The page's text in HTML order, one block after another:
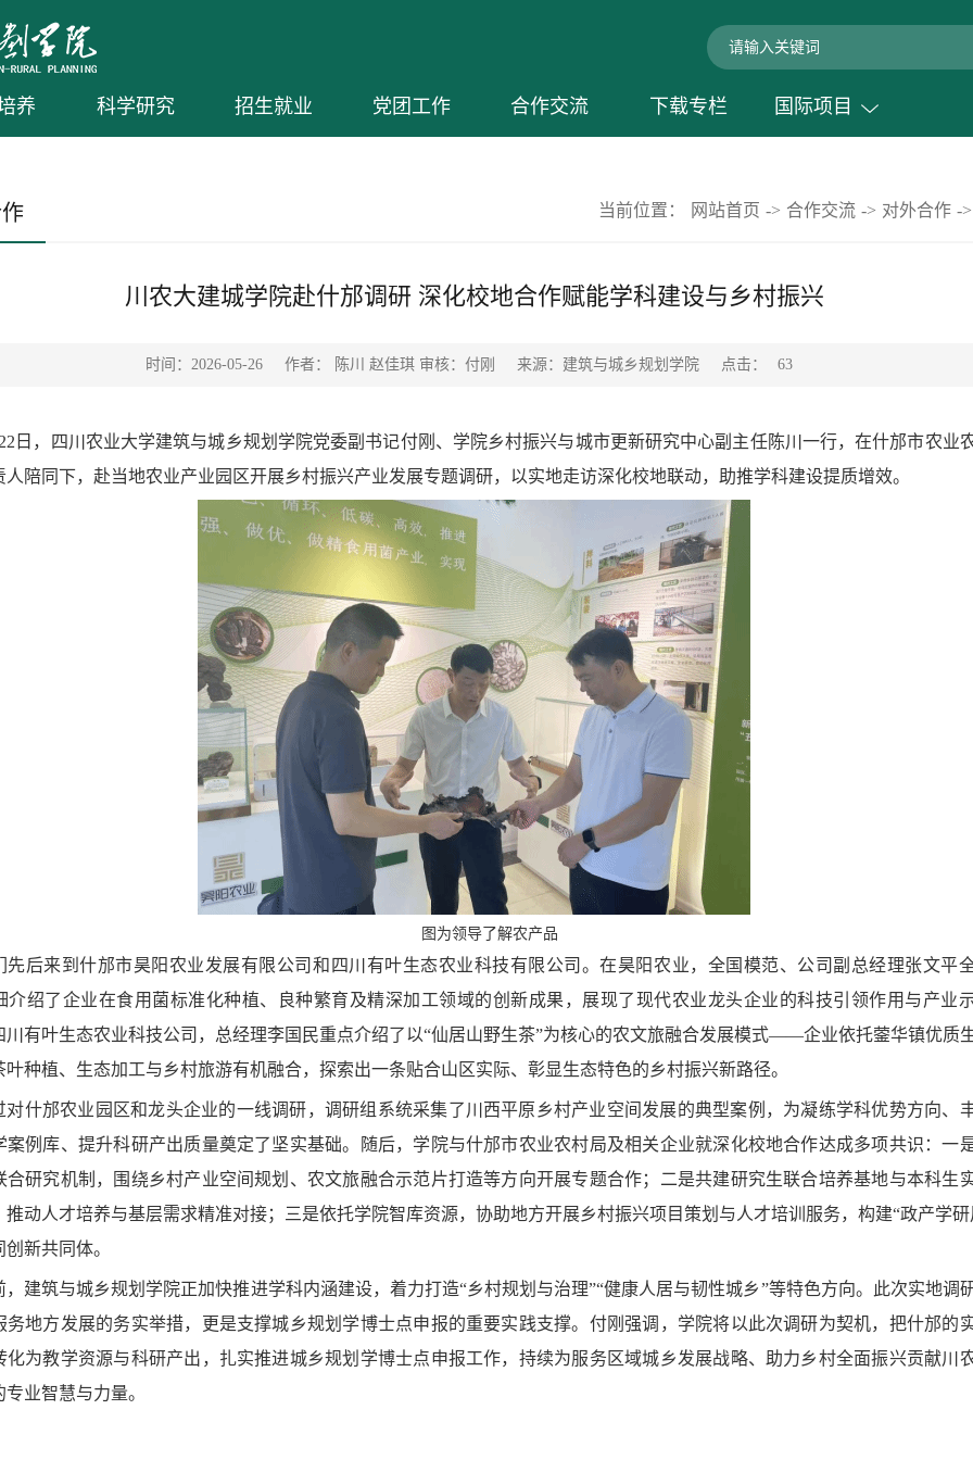
养 科学研究 招生就业 党团工作 合作交流 下载专栏 国际项目
当前位置： 网站首页 -> 合作交流 -> 对外合作 ->
川农大建城学院赴什邡调研 深化校地合作赋能学科建设与乡村振兴
时间：2026-05-26 作者： 陈川 赵佳琪 审核：付刚 来源：建筑与城乡规划学院 点击： 63
日，四川农业大学建筑与城乡规划学院党委副书记付刚、学院乡村振兴与城市更新研究中心副主任陈川一行，在什邡市农业
陪同下， 赴当地农业产业园区开展乡村振兴产业发展专题调研，以实地走访深化校地联动，助推学科建设提质增效。
图为领导了解农产品
先后来到什邡市昊阳农业发展有限公司和四川有叶生态农业科技有限公司。在昊阳农业，全国模范、公司副总经理张文平
介绍了企业在食用菌标准化种植、良种繁育及精深加工领域的创新成果，展现了现代农业龙头企业的科技引领作用与产业
川有叶生态农业科技公司，总经理李国民重点介绍了以“仙居山野生茶”为核心的农文旅融合发展模式——企业依托蓥华镇优质
叶种植、生态加工与乡村旅游有机融合，探索出一条贴合山区实际、彰显生态特色的乡村振兴新路径。
对什邡农业园区和龙头企业的一线调研，调研组系统采集了川西平原乡村产业空间发展的典型案例，为凝练学科优势方向、
案例库、提升科研产出质量奠定了坚实基础。随后，学院与什邡市农业农村局及相关企业就深化校地合作达成多项共识：一
合研究机制，围绕乡村产业空间规划、农文旅融合示范片打造等方向开展专题合作；二是共建研究生联合培养基地与本科生
推动人才培养与基层需求精准对接；三是依托学院智库资源，协助地方开展乡村振兴项目策划与人才培训服务，构建“政产学研
新共同体。
，建筑与城乡规划学院正加快推进学科内涵建设，着力打造“乡村规划与治理”“健康人居与韧性城乡”等特色方向。此次实地调
务地方发展的务实举措，更是支撑城乡规划学博士点申报的重要实践支撑。付刚强调，学院将以此次调研为契机，把什邡的
化为教学资源与科研产出，扎实推进城乡规划学博士点申报工作，持续为服务区域城乡发展战略、助力乡村全面振兴贡献川
业智慧与力量。